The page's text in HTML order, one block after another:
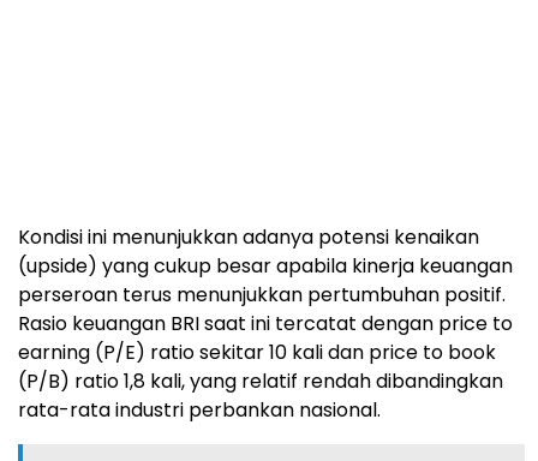
Kondisi ini menunjukkan adanya potensi kenaikan
(upside) yang cukup besar apabila kinerja keuangan
perseroan terus menunjukkan pertumbuhan positif.
Rasio keuangan BRI saat ini tercatat dengan price to
earning (P/E) ratio sekitar 10 kali dan price to book
(P/B) ratio 1,8 kali, yang relatif rendah dibandingkan
rata-rata industri perbankan nasional.